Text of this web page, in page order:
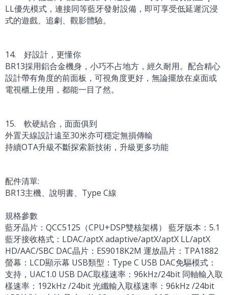
LL優先模式，連接同等藍牙發射設備，即可享受低延遲沉浸
式的遊戲、追劇、觀影體驗。
14. 好設計，更懂你
BR13採用鋁合金機身，小巧不占地方，經久耐用。配合精心
設計帶有角度的前面板，可視角度更好，無論擺放在桌面或
電視櫃上使用，都能一目了然。
15. 軟硬結合，面面俱到
外置天線設計遠至30米亦可穩定無損傳輸
持續OTA升級不斷探索新技術，升級更多功能
配件清單:
BR13主機、說明書、Type C線
規格參數
藍牙晶片：QCC5125（CPU+DSP雙核架構） 藍牙版本：5.1
藍牙接收格式：LDAC/aptX adaptive/aptX/aptX LL/aptX
HD/AAC/SBC DAC晶片：ES9018K2M 運放晶片：TPA1882
螢幕：LCD顯示幕 USB類型：Type C USB DAC免驅模式：
支持，UAC1.0 USB DAC取樣速率：96kHz/24bit 同軸輸入取
樣速率：192kHz /24bit 光纖輸入取樣速率：96kHz /24bit